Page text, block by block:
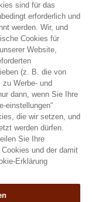
sind für das
erforderlich und
werden. Wir, und
Cookies für
Website,
(z. B. die von
zu Werbe- und
dann, wenn Sie Ihre
einstellungen“
die wir setzen, und
werden dürfen.
Sie Ihre
und der damit
Erklärung